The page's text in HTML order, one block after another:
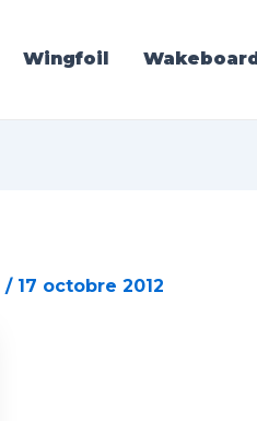
Wingfoil Wakeboard
/ 17 octobre 2012